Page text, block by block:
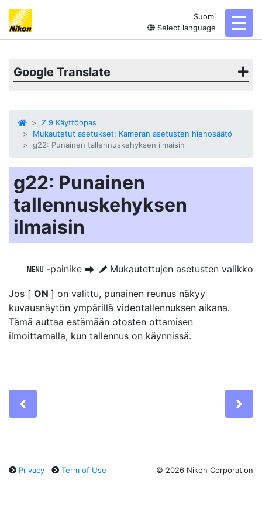
Suomi
Select language
Google Translate
Z 9 Käyttöopas
Mukautetut asetukset: Kameran asetusten hienosäätö
g22: Punainen tallennuskehyksen ilmaisin
g22: Punainen
tallennuskehyksen
ilmaisin
G -painike U A Mukautettujen asetusten valikko
Jos [ ON ] on valittu, punainen reunus näkyy
kuvausnäytön ympärillä videotallennuksen aikana.
Tämä auttaa estämään otosten ottamisen
ilmoittamalla, kun tallennus on käynnissä.
Privacy Term of Use © 2026 Nikon Corporation